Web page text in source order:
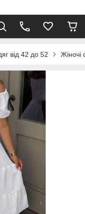
від 42 до 52 Жіночі